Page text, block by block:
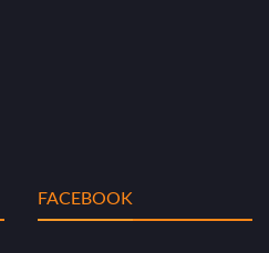
FACEBOOK